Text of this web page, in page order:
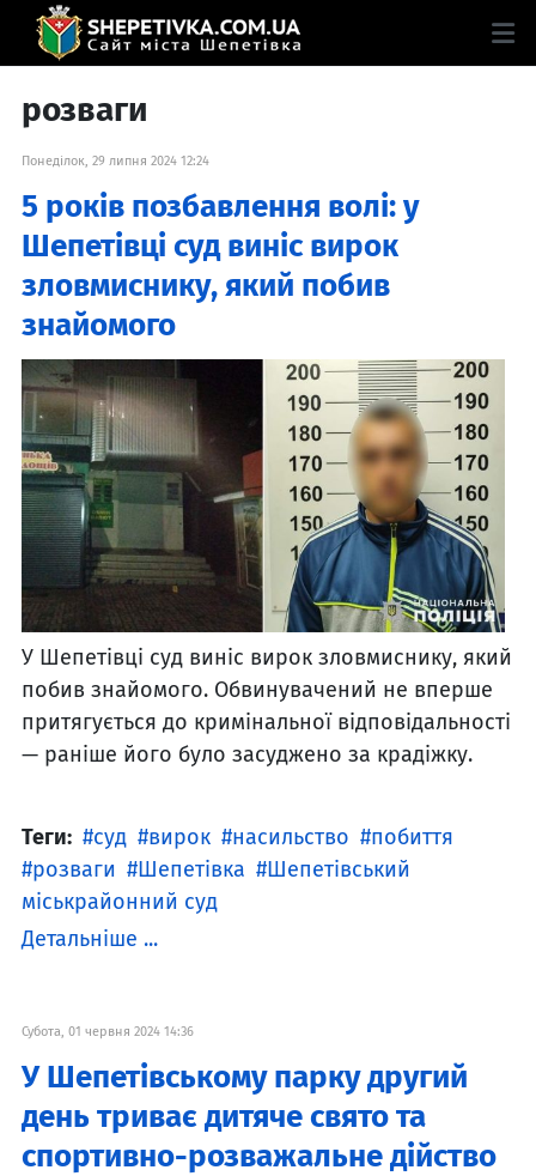
розваги
Понеділок, 29 липня 2024 12:24
5 років позбавлення волі: у
Шепетівці суд виніс вирок
зловмиснику, який побив
знайомого
У Шепетівці суд виніс вирок зловмиснику, який
побив знайомого. Обвинувачений не вперше
притягується до кримінальної відповідальності
— раніше його було засуджено за крадіжку.
Теги: суд вирок насильство
побиття
розваги
Шепетівка
Шепетівський
міськрайонний суд
Детальніше ...
Субота, 01 червня 2024 14:36
У Шепетівському парку другий
день триває дитяче свято та
спортивно-розважальне дійство